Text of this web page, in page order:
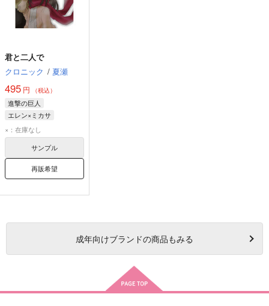
君と二人で
クロニック / 夏瀬
495 円 （税込）
進撃の巨人
エレン×ミカサ
ミカサ・アッカーマン
エレン・イェーガー
×：在庫なし
サンプル
再販希望
成年向けブランドの商品もみる